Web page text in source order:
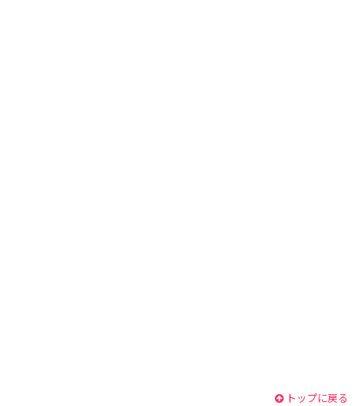
トップに戻る